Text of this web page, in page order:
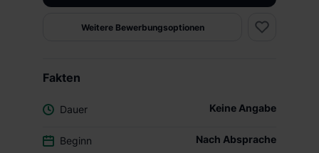
Weitere Bewerbungsoptionen
Fakten
Dauer Keine Angabe
Beginn Nach Absprache